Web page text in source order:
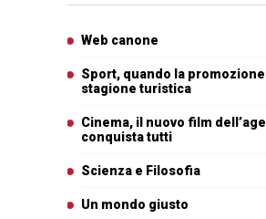
Web canone
Sport, quando la
stagione turistica
Cinema, il nuovo film
conquista tutti
Scienza e Filosofia
Un mondo giusto